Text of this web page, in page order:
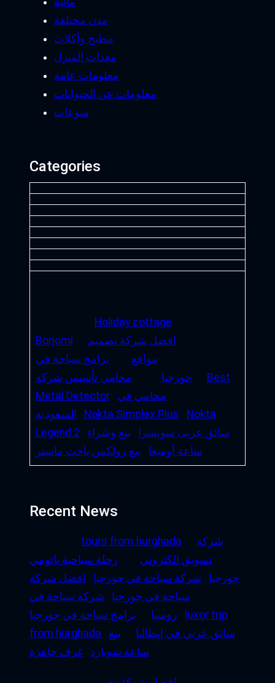
مدن مختلفة
مطبخ وأكلات
معدات المنزل
معلومات عامة
معلومات عن الحيوانات
منوعات
Categories
Holiday cottage
Borjomi
افضل شركة تصميم
مواقع
برامج سياحة في
جورجيا
محامي تأسيس شركة
Best
Metal Detector
محامي في
السعودية
Nokta Simplex Plus
Nokta
Legend 2
سائق عربى سويسرا
بيع وشراء
ساعة أوميغا
بيع رولكس ياخت ماستر
Recent News
tours from hurghada
شركة
تسويق الكتروني
رحلة سياحية باتومي
جورجيا
شركة سياحة في جورجيا
افضل شركة
سياحة في جورجيا
شركة سياحة في
روسيا
برامج سياحة في جورجيا
luxor trip
from hurghada
سائق عربي في إيطاليا
بيع
ساعة شوبارد
غرف جاهزة